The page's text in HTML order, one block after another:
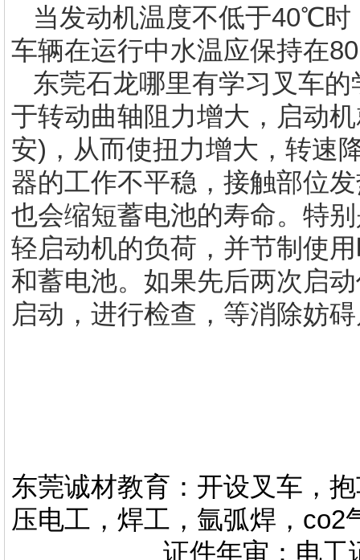
当发动机温度不低于40℃时
车辆在运行中水温应保持在
东莞石龙哪里有学习叉车的
于转动曲轴阻力增大，启动
安)，从而使扭力增大，转速
器的工作不平稳，接触部位
也会缩短蓄电池的寿命。特
轻启动机的负荷，并节制使
和蓄电池。如果先后两次启
启动，进行检查，等消除妨
东莞诚材教育：开设叉车，
压电工，焊工，氩弧焊，co2
证件年审：电工证，